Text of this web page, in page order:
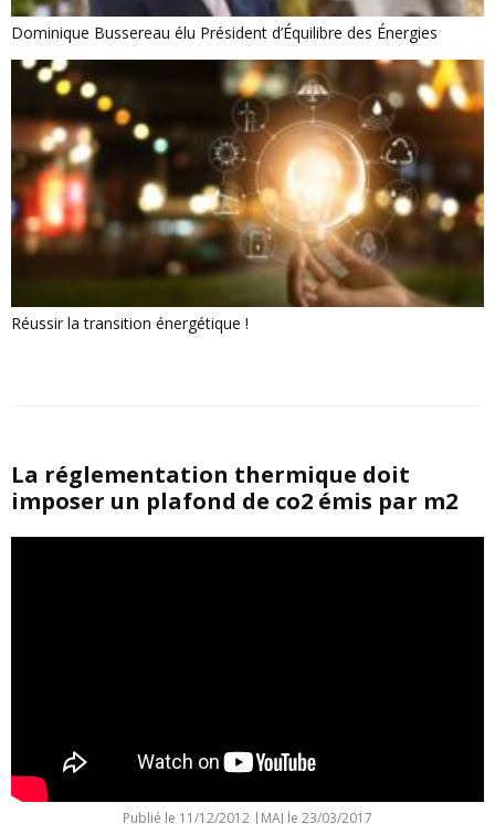
Dominique Bussereau élu Président d’Équilibre des Énergies
Réussir la transition énergétique !
La réglementation thermique doit
imposer un plafond de co2 émis par m2
Publié le 11/12/2012 MAJ le 23/03/2017